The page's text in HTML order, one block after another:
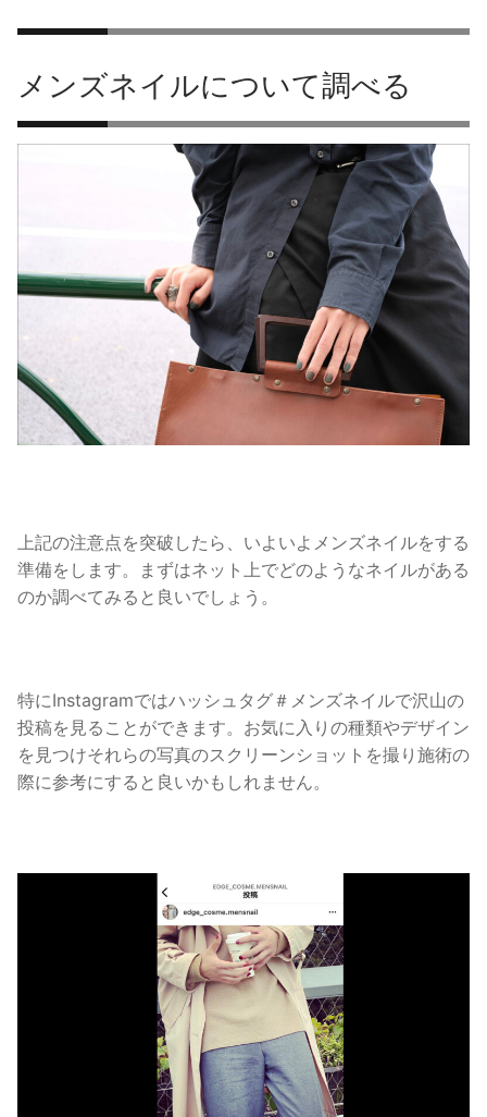
メンズネイルについて調べる
上記の注意点を突破したら、いよいよメンズネイルをする
準備をします。まずはネット上でどのようなネイルがある
のか調べてみると良いでしょう。
特にInstagramではハッシュタグ＃メンズネイルで沢山の
投稿を見ることができます。お気に入りの種類やデザイン
を見つけそれらの写真のスクリーンショットを撮り施術の
際に参考にすると良いかもしれません。